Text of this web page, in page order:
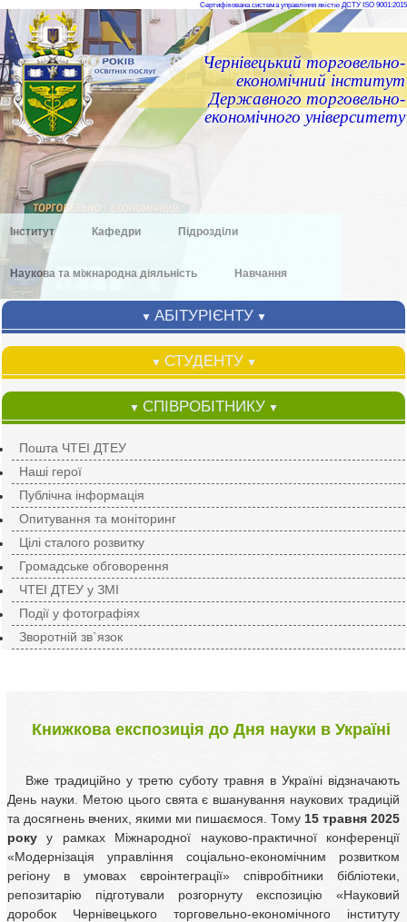
Чернівецький торговельно-
економічний інститут
Державного торговельно-
економічного університету
Сертифікована система управління якістю ДСТУ ISO 9001:2015
Інститут Кафедри Підрозділи
Наукова та міжнародна діяльність Навчання
▼ АБІТУРІЄНТУ ▼
▼ СТУДЕНТУ ▼
▼ СПІВРОБІТНИКУ ▼
Пошта ЧТЕІ ДТЕУ
Наші герої
Публічна інформація
Опитування та моніторинг
Цілі сталого розвитку
Громадське обговорення
ЧТЕІ ДТЕУ у ЗМІ
Події у фотографіях
Зворотній зв`язок
Книжкова експозиція до Дня науки в Україні
Вже традиційно у третю суботу травня в Україні відзначають
День науки. Метою цього свята є вшанування наукових традицій
та досягнень вчених, якими ми пишаємося. Тому 15 травня 2025
року у рамках Міжнародної науково-практичної конференції
«Модернізація управління соціально-економічним розвитком
регіону в умовах євроінтеграції» співробітники бібліотеки,
репозитарію підготували розгорнуту експозицію «Науковий
доробок Чернівецького торговельно-економічного інституту